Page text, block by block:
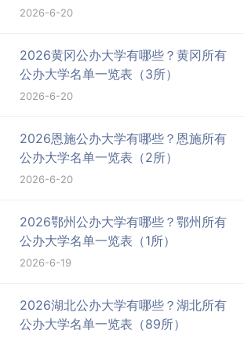
2026-6-20
2026黄冈公办大学有哪些？黄冈所有
公办大学名单一览表（3所）
2026-6-20
2026恩施公办大学有哪些？恩施所有
公办大学名单一览表（2所）
2026-6-20
2026鄂州公办大学有哪些？鄂州所有
公办大学名单一览表（1所）
2026-6-19
2026湖北公办大学有哪些？湖北所有
公办大学名单一览表（89所）